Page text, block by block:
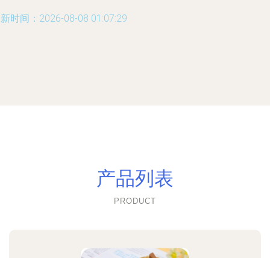
时间：2026-08-08 01:07:29
产品列表
PRODUCT